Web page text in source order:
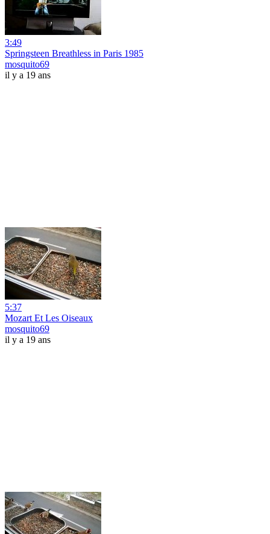
3:49
Springsteen Breathless in Paris 1985
mosquito69
il y a 19 ans
5:37
Mozart Et Les Oiseaux
mosquito69
il y a 19 ans